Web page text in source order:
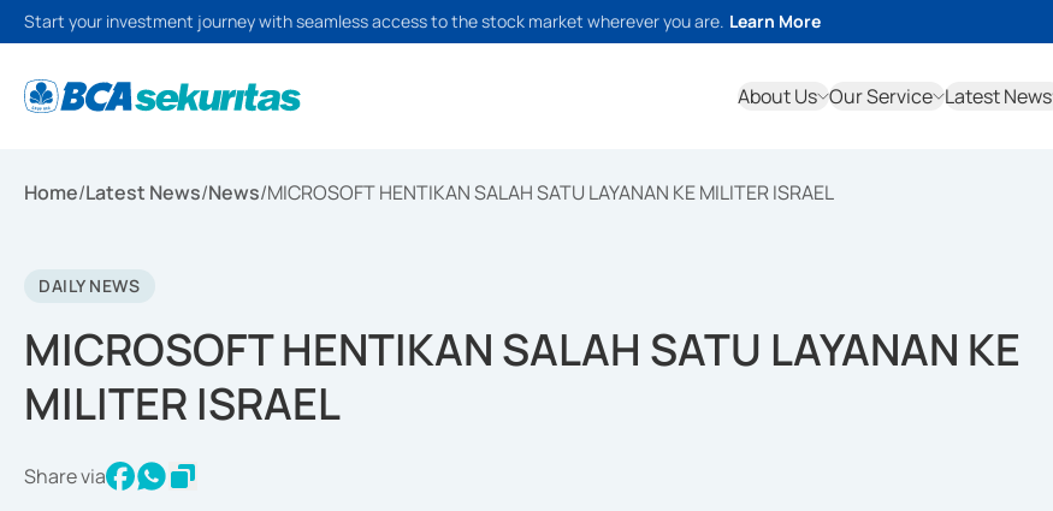
Start your investment journey with seamless access to the stock market wherever you are. Learn More
About Us Our Service Latest News
Home/Latest News/News/MICROSOFT HENTIKAN SALAH SATU LAYANAN KE MILITER ISRAEL
DAILY NEWS
MICROSOFT HENTIKAN SALAH SATU LAYANAN KE
MILITER ISRAEL
Share via